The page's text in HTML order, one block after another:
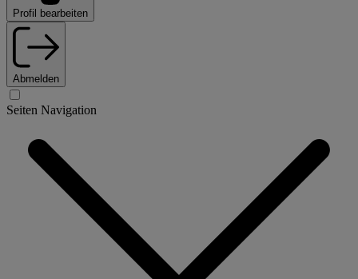
Profil bearbeiten
Abmelden
Seiten Navigation